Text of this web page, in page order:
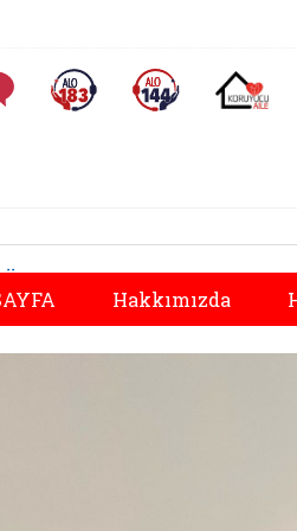
Sıkça Sorulan SorularAlo 183 (yeni sekmede açılır)
Alo 144 (yeni
Hakkımızda